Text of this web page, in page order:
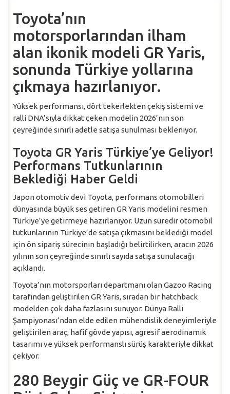
Toyota’nın
motorsporlarından ilham
alan ikonik modeli GR Yaris,
sonunda Türkiye yollarına
çıkmaya hazırlanıyor.
Yüksek performansı, dört tekerlekten çekiş sistemi ve
ralli DNA’sıyla dikkat çeken modelin 2026’nın son
çeyreğinde sınırlı adetle satışa sunulması bekleniyor.
Toyota GR Yaris Türkiye’ye Geliyor!
Performans Tutkunlarının
Beklediği Haber Geldi
Japon otomotiv devi Toyota, performans otomobilleri
dünyasında büyük ses getiren GR Yaris modelini resmen
Türkiye’ye getirmeye hazırlanıyor. Uzun süredir otomobil
tutkunlarının Türkiye’de satışa çıkmasını beklediği model
için ön sipariş sürecinin başladığı belirtilirken, aracın 2026
yılının son çeyreğinde sınırlı sayıda satışa sunulacağı
açıklandı.
Toyota’nın motorsporları departmanı olan Gazoo Racing
tarafından geliştirilen GR Yaris, sıradan bir hatchback
modelden çok daha fazlasını sunuyor. Dünya Ralli
Şampiyonası’ndan elde edilen mühendislik deneyimleriyle
geliştirilen araç; hafif gövde yapısı, agresif aerodinamik
tasarımı ve yüksek performanslı sürüş karakteriyle dikkat
çekiyor.
280 Beygir Güç ve GR-FOUR